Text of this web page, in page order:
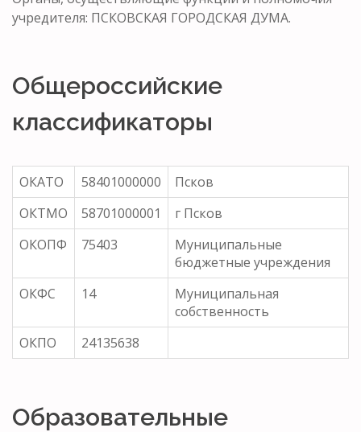
учредителя: ПСКОВСКАЯ ГОРОДСКАЯ ДУМА.
Общероссийские
классификаторы
ОКАТО 58401000000
Псков
ОКТМО
58701000001
г Псков
ОКОПФ
75403
Муниципальные
бюджетные учреждения
ОКФС
14
Муниципальная
собственность
ОКПО
24135638
Образовательные